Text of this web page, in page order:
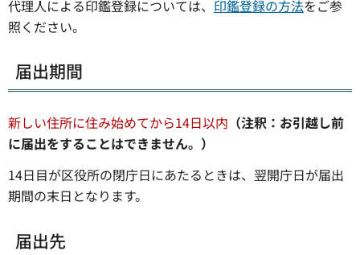
代理人による印鑑登録については、 印鑑登録の方法をご参
照ください。
届出期間
新しい住所に住み始めてから14日以内 （注釈：お引越し前
に届出をすることはできません。）
14日目が区役所の閉庁日にあたるときは、翌開庁日が届出
期間の末日となります。
届出先